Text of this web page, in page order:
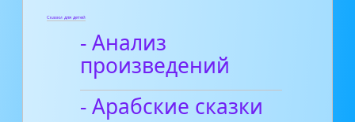
Сказки для детей
- Анализ
произведений
- Арабские сказки